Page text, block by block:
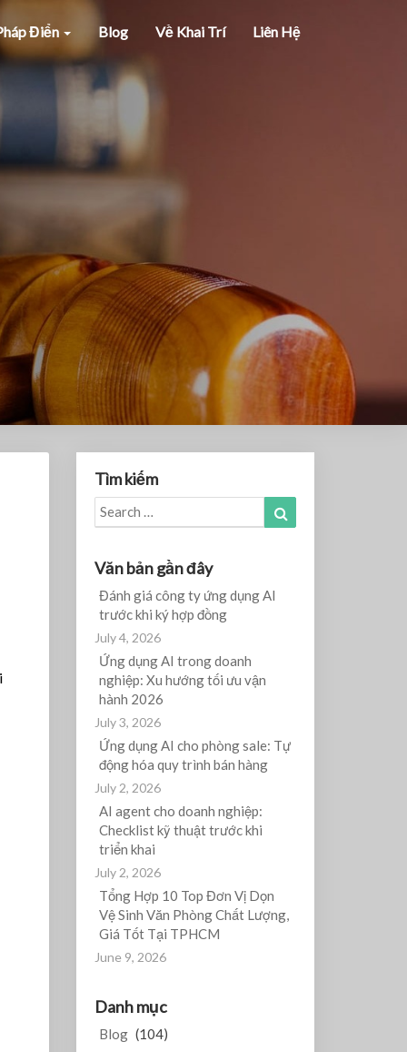
Điển Blog Về Khai Trí Liên Hệ
Tìm kiếm
Search
for:
Văn bản gần đây
Đánh giá công ty ứng dụng AI
trước khi ký hợp đồng
July 4, 2026
Ứng dụng AI trong doanh
nghiệp: Xu hướng tối ưu vận
hành 2026
July 3, 2026
Ứng dụng AI cho phòng sale: Tự
động hóa quy trình bán hàng
July 2, 2026
AI agent cho doanh nghiệp:
Checklist kỹ thuật trước khi
triển khai
July 2, 2026
Tổng Hợp 10 Top Đơn Vị Dọn
Vệ Sinh Văn Phòng Chất Lượng,
Giá Tốt Tại TPHCM
June 9, 2026
Danh mục
Blog (104)